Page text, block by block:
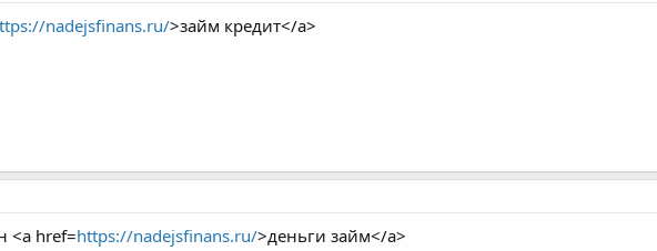
nadejsfinans.ru/>займ кредит</a>
<a href=https://nadejsfinans.ru/>деньги займ</a>